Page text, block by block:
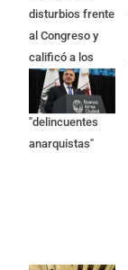
disturbios frente
al Congreso y
calificó a los
responsables
como
"delincuentes
anarquistas"